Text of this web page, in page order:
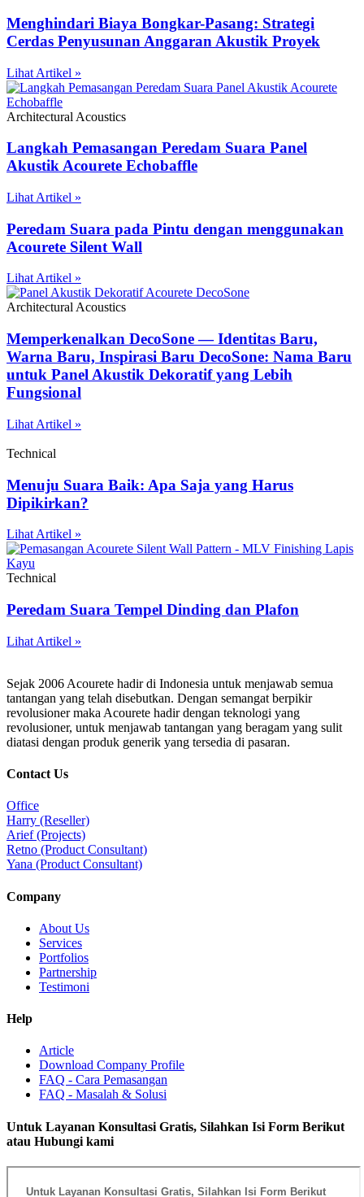
Menghindari Biaya Bongkar-Pasang: Strategi
Cerdas Penyusunan Anggaran Akustik Proyek
Lihat Artikel »
Architectural Acoustics
Langkah Pemasangan Peredam Suara Panel
Akustik Acourete Echobaffle
Lihat Artikel »
Peredam Suara pada Pintu dengan menggunakan
Acourete Silent Wall
Lihat Artikel »
Architectural Acoustics
Memperkenalkan DecoSone — Identitas Baru,
Warna Baru, Inspirasi Baru DecoSone: Nama Baru
untuk Panel Akustik Dekoratif yang Lebih
Fungsional
Lihat Artikel »
Technical
Menuju Suara Baik: Apa Saja yang Harus
Dipikirkan?
Lihat Artikel »
Technical
Peredam Suara Tempel Dinding dan Plafon
Lihat Artikel »
Sejak 2006 Acourete hadir di Indonesia untuk menjawab semua
tantangan yang telah disebutkan. Dengan semangat berpikir
revolusioner maka Acourete hadir dengan teknologi yang
revolusioner, untuk menjawab tantangan yang beragam yang sulit
diatasi dengan produk generik yang tersedia di pasaran.
Contact Us
Office
Harry (Reseller)
Arief (Projects)
Retno (Product Consultant)
Yana (Product Consultant)
Company
About Us
Services
Portfolios
Partnership
Testimoni
Help
Article
Download Company Profile
FAQ - Cara Pemasangan
FAQ - Masalah & Solusi
Untuk Layanan Konsultasi Gratis, Silahkan Isi Form Berikut
atau Hubungi kami